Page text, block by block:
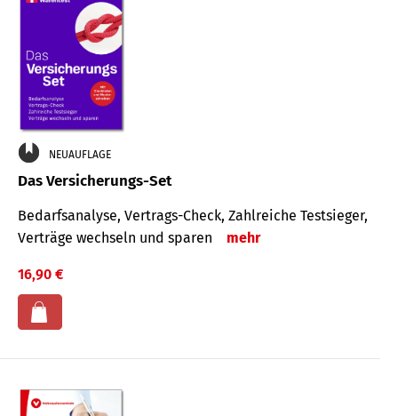
NEUAUFLAGE
Das Versicherungs-Set
Bedarfsanalyse, Vertrags-Check, Zahlreiche Testsieger,
Verträge wechseln und sparen
mehr
16,90 €